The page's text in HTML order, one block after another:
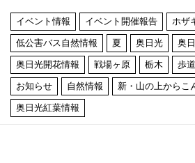
イベント情報 イベント開催報告 ホザ
低公害バス自然情報 夏 奥日光 奥
奥日光開花情報 戦場ヶ原 栃木 歩
お知らせ 自然情報 新・山の上からこ
奥日光紅葉情報